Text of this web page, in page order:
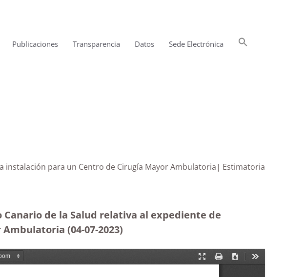
Publicaciones Transparencia Datos Sede Electrónica
instalación para un Centro de Cirugía Mayor Ambulatoria| Estimatoria
de la Salud relativa al expediente de
(04-07-2023)